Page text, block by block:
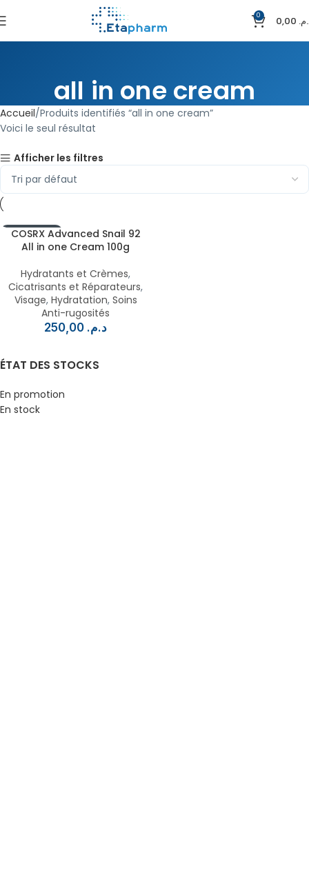
0
all in one cream
ÉTAT DES STOCKS
En promotion
En stock
Accueil Produits identifiés “all in one cream”
Voici le seul résultat
Afficher les filtres
EN RUPTURE
COSRX Advanced Snail 92
All in one Cream 100g
Hydratants et Crèmes,
Cicatrisants et Réparateurs,
Visage, Hydratation, Soins
Anti-rugosités
د.م.